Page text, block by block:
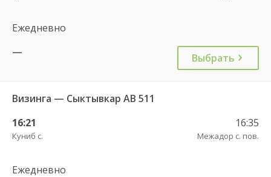
Ежедневно
—
Выбрать
Визинга — Сыктывкар АВ 511
16:21
Куниб с.
16:35
Межадор с. пов.
Ежедневно